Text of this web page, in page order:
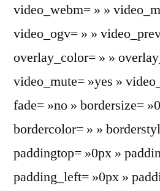
video_webm= » »
video_ogv= » »
overlay_color= » »
video_mute= »yes »
fade= »no » bordersize=
bordercolor= » »
paddingtop= »0px »
padding_left= »0px »